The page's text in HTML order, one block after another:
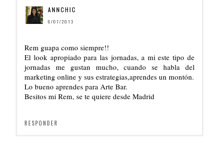
ANNCHIC
6/07/2013
Rem guapa como siempre!!
El look apropiado para las jornadas, a mi este tipo de
jornadas me gustan mucho, cuando se habla del
marketing online y sus estrategias,aprendes un montón.
Lo bueno aprendes para Arte Bar.
Besitos mi Rem, se te quiere desde Madrid
RESPONDER